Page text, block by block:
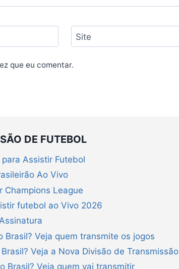
Site
que eu comentar.
DE FUTEBOL
Assistir Futebol
Ao Vivo
Champions League
futebol ao Vivo 2026
Veja quem transmite os jogos
Veja a Nova Divisão de Transmissão
Brasil? Veja quem vai transmitir